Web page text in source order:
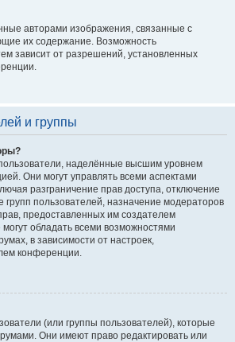
авторами изображения, связанные с
их содержание. Возможность
зависит от разрешений, установленных
и группы
наделённые высшим уровнем
Они могут управлять всеми аспектами
разграничение прав доступа, отключение
групп пользователей, назначение модераторов
предоставленных им создателем
обладать всеми возможностями
в зависимости от настроек,
конференции.
(или группы пользователей), которые
Они имеют право редактировать или